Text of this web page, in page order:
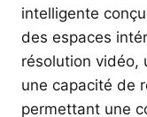
intelligente
des espaces
résolution vidéo,
une capacité de
permettant une